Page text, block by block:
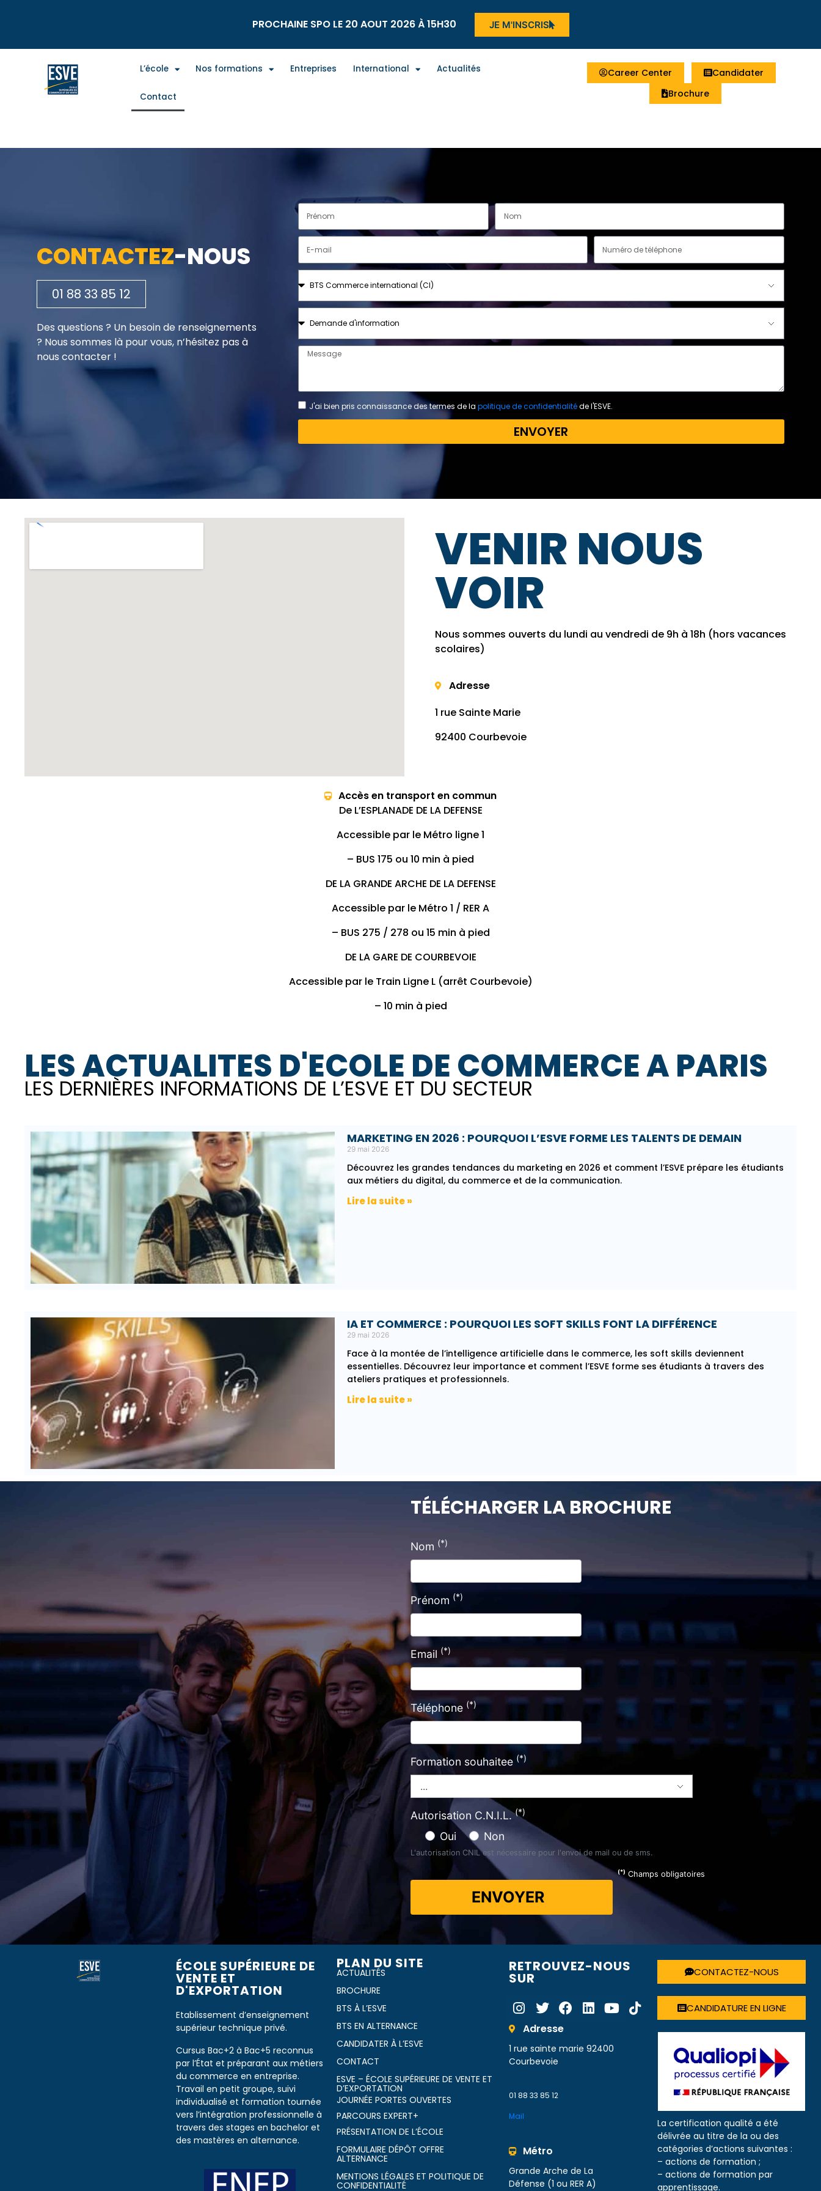
PROCHAINE SPO LE 20 AOUT 2026 À 15H30 JE M'INSCRIS
L’école Nos formations Entreprises International Actualités
Contact
Career Center
Candidater
Brochure
CONTACTEZ-NOUS
01 88 33 85 12
Des questions ? Un besoin de renseignements
? Nous sommes là pour vous, n’hésitez pas à
nous contacter !
J'ai bien pris connaissance des termes de la politique de confidentialitéde l'ESVE.
ENVOYER
VENIR NOUS
VOIR
Nous sommes ouverts du lundi au vendredi de 9h à 18h (hors vacances
scolaires)
Adresse
1 rue Sainte Marie
92400 Courbevoie
Accès en transport en commun
De L’ESPLANADE DE LA DEFENSE
Accessible par le Métro ligne 1
– BUS 175 ou 10 min à pied
DE LA GRANDE ARCHE DE LA DEFENSE
Accessible par le Métro 1 / RER A
– BUS 275 / 278 ou 15 min à pied
DE LA GARE DE COURBEVOIE
Accessible par le Train Ligne L (arrêt Courbevoie)
– 10 min à pied
LES ACTUALITES D'ECOLE DE COMMERCE A PARIS​
LES DERNIÈRES INFORMATIONS DE L’ESVE ET DU SECTEUR
MARKETING EN 2026 : POURQUOI L’ESVE FORME LES TALENTS DE DEMAIN
29 mai 2026
Découvrez les grandes tendances du marketing en 2026 et comment l’ESVE prépare les étudiants
aux métiers du digital, du commerce et de la communication.
Lire la suite »
IA ET COMMERCE : POURQUOI LES SOFT SKILLS FONT LA DIFFÉRENCE
29 mai 2026
Face à la montée de l’intelligence artificielle dans le commerce, les soft skills deviennent
essentielles. Découvrez leur importance et comment l’ESVE forme ses étudiants à travers des
ateliers pratiques et professionnels.
Lire la suite »
TÉLÉCHARGER LA BROCHURE
Nom (*)
Prénom (*)
Email (*)
Téléphone (*)
Formation souhaitee (*)
Autorisation C.N.I.L.(*)
Oui Non
L'autorisation CNIL est nécessaire pour l'envoi de mail ou de sms.
(*) Champs obligatoires
ENVOYER
ÉCOLE SUPÉRIEURE DE
VENTE ET
D'EXPORTATION​​
Etablissement d’enseignement
supérieur technique privé.
Cursus Bac+2 à Bac+5 reconnus
par l’État et préparant aux métiers
du commerce en entreprise.
Travail en petit groupe, suivi
individualisé et formation tournée
vers l’intégration professionnelle à
travers des stages en bachelor et
des mastères en alternance.
PLAN DU SITE
ACTUALITÉS
BROCHURE
BTS À L’ESVE
BTS EN ALTERNANCE
CANDIDATER À L’ESVE
CONTACT
ESVE – ÉCOLE SUPÉRIEURE DE VENTE ET
D’EXPORTATION
JOURNÉE PORTES OUVERTES
PARCOURS EXPERT+
PRÉSENTATION DE L’ÉCOLE
FORMULAIRE DÉPÔT OFFRE
ALTERNANCE
MENTIONS LÉGALES ET POLITIQUE DE
CONFIDENTIALITÉ
RETROUVEZ-NOUS
SUR
Adresse
1 rue sainte marie 92400
Courbevoie
01 88 33 85 12
Mail
Métro
Grande Arche de La
Défense (1 ou RER A)
CONTACTEZ-NOUS
CANDIDATURE EN LIGNE
La certification qualité a été
délivrée au titre de la ou des
catégories d’actions suivantes :
– actions de formation ;
– actions de formation par
apprentissage.